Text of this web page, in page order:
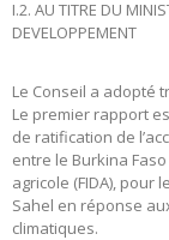
I.2. AU TITRE DU
DEVELOPPEMENT
Le Conseil a adopté
Le premier rapport
de ratification de
entre le Burkina
agricole (FIDA),
Sahel en réponse
climatiques.